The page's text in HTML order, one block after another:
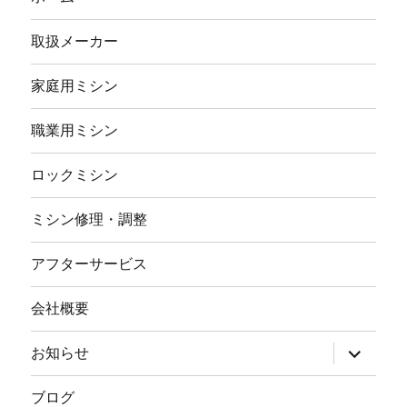
取扱メーカー
家庭用ミシン
職業用ミシン
ロックミシン
ミシン修理・調整
アフターサービス
会社概要
お知らせ
サ
ブ
メ
ブログ